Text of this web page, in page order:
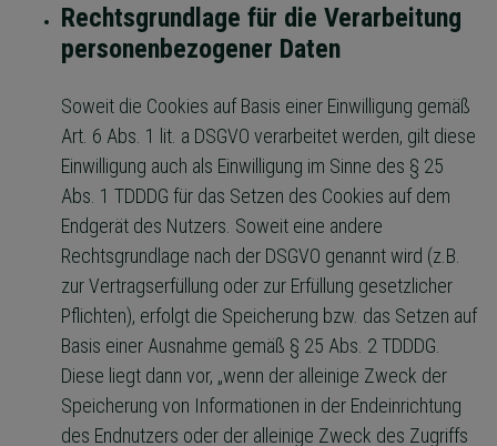
Rechtsgrundlage für die Verarbeitung
personenbezogener Daten
Soweit die Cookies auf Basis einer Einwilligung gemäß
Art. 6 Abs. 1 lit. a DSGVO verarbeitet werden, gilt diese
Einwilligung auch als Einwilligung im Sinne des § 25
Abs. 1 TDDDG für das Setzen des Cookies auf dem
Endgerät des Nutzers. Soweit eine andere
Rechtsgrundlage nach der DSGVO genannt wird (z.B.
zur Vertragserfüllung oder zur Erfüllung gesetzlicher
Pflichten), erfolgt die Speicherung bzw. das Setzen auf
Basis einer Ausnahme gemäß § 25 Abs. 2 TDDDG.
Diese liegt dann vor, „wenn der alleinige Zweck der
Speicherung von Informationen in der Endeinrichtung
des Endnutzers oder der alleinige Zweck des Zugriffs